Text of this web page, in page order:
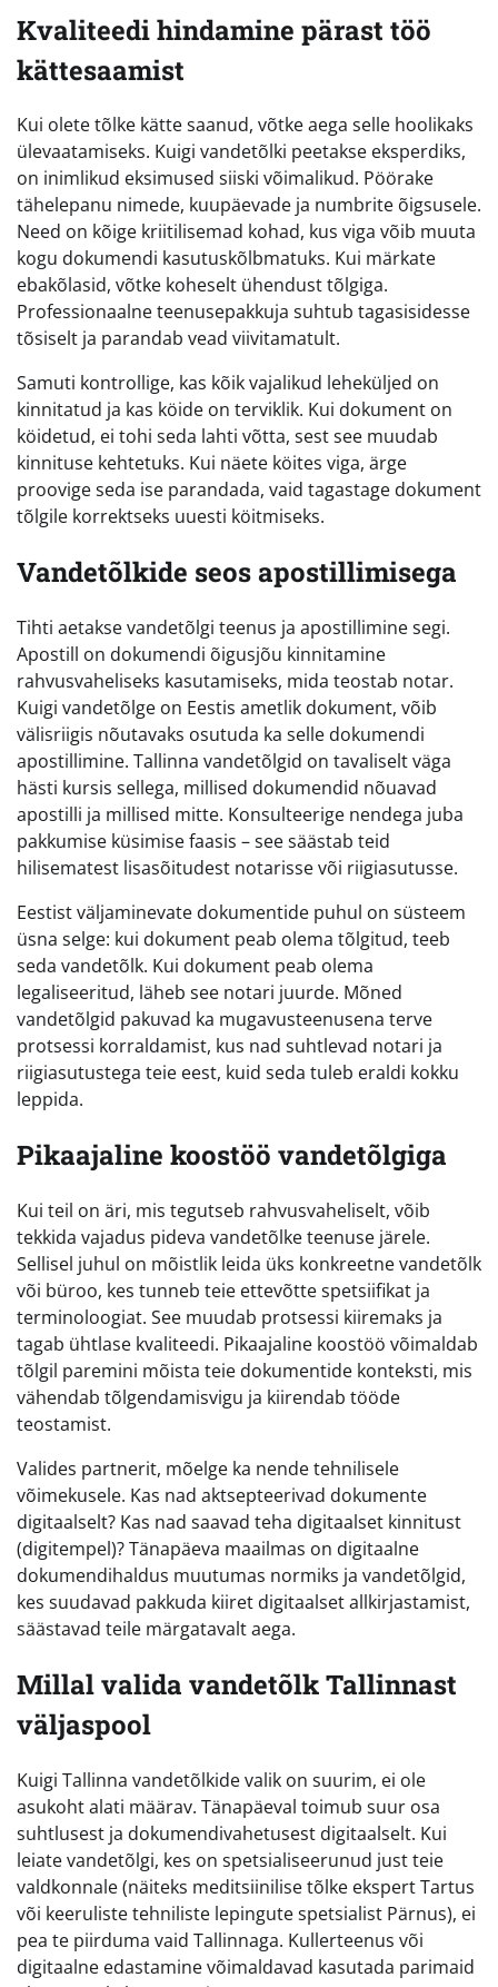
Kvaliteedi hindamine pärast töö
kättesaamist
Kui olete tõlke kätte saanud, võtke aega selle hoolikaks
ülevaatamiseks. Kuigi vandetõlki peetakse eksperdiks,
on inimlikud eksimused siiski võimalikud. Pöörake
tähelepanu nimede, kuupäevade ja numbrite õigsusele.
Need on kõige kriitilisemad kohad, kus viga võib muuta
kogu dokumendi kasutuskõlbmatuks. Kui märkate
ebakõlasid, võtke koheselt ühendust tõlgiga.
Professionaalne teenusepakkuja suhtub tagasisidesse
tõsiselt ja parandab vead viivitamatult.
Samuti kontrollige, kas kõik vajalikud leheküljed on
kinnitatud ja kas köide on terviklik. Kui dokument on
köidetud, ei tohi seda lahti võtta, sest see muudab
kinnituse kehtetuks. Kui näete köites viga, ärge
proovige seda ise parandada, vaid tagastage dokument
tõlgile korrektseks uuesti köitmiseks.
Vandetõlkide seos apostillimisega
Tihti aetakse vandetõlgi teenus ja apostillimine segi.
Apostill on dokumendi õigusjõu kinnitamine
rahvusvaheliseks kasutamiseks, mida teostab notar.
Kuigi vandetõlge on Eestis ametlik dokument, võib
välisriigis nõutavaks osutuda ka selle dokumendi
apostillimine. Tallinna vandetõlgid on tavaliselt väga
hästi kursis sellega, millised dokumendid nõuavad
apostilli ja millised mitte. Konsulteerige nendega juba
pakkumise küsimise faasis – see säästab teid
hilisematest lisasõitudest notarisse või riigiasutusse.
Eestist väljaminevate dokumentide puhul on süsteem
üsna selge: kui dokument peab olema tõlgitud, teeb
seda vandetõlk. Kui dokument peab olema
legaliseeritud, läheb see notari juurde. Mõned
vandetõlgid pakuvad ka mugavusteenusena terve
protsessi korraldamist, kus nad suhtlevad notari ja
riigiasutustega teie eest, kuid seda tuleb eraldi kokku
leppida.
Pikaajaline koostöö vandetõlgiga
Kui teil on äri, mis tegutseb rahvusvaheliselt, võib
tekkida vajadus pideva vandetõlke teenuse järele.
Sellisel juhul on mõistlik leida üks konkreetne vandetõlk
või büroo, kes tunneb teie ettevõtte spetsiifikat ja
terminoloogiat. See muudab protsessi kiiremaks ja
tagab ühtlase kvaliteedi. Pikaajaline koostöö võimaldab
tõlgil paremini mõista teie dokumentide konteksti, mis
vähendab tõlgendamisvigu ja kiirendab tööde
teostamist.
Valides partnerit, mõelge ka nende tehnilisele
võimekusele. Kas nad aktsepteerivad dokumente
digitaalselt? Kas nad saavad teha digitaalset kinnitust
(digitempel)? Tänapäeva maailmas on digitaalne
dokumendihaldus muutumas normiks ja vandetõlgid,
kes suudavad pakkuda kiiret digitaalset allkirjastamist,
säästavad teile märgatavalt aega.
Millal valida vandetõlk Tallinnast
väljaspool
Kuigi Tallinna vandetõlkide valik on suurim, ei ole
asukoht alati määrav. Tänapäeval toimub suur osa
suhtlusest ja dokumendivahetusest digitaalselt. Kui
leiate vandetõlgi, kes on spetsialiseerunud just teie
valdkonnale (näiteks meditsiinilise tõlke ekspert Tartus
või keeruliste tehniliste lepingute spetsialist Pärnus), ei
pea te piirduma vaid Tallinnaga. Kullerteenus või
digitaalne edastamine võimaldavad kasutada parimaid